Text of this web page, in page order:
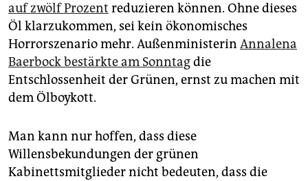
auf zwölf Prozent reduzieren können. Ohne dieses
Öl klarzukommen, sei kein ökonomisches
Horrorszenario mehr. Außenministerin Annalena
Baerbock bestärkte am Sonntagdie
Entschlossenheit der Grünen, ernst zu machen mit
dem Ölboykott.
Man kann nur hoffen, dass diese
Willensbekundungen der grünen
Kabinettsmitglieder nicht bedeuten, dass die